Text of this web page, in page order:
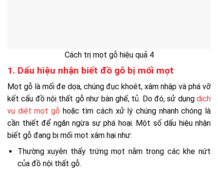
Cách trị mọt gỗ hiệu quả 4
1. Dấu hiệu nhận biết đồ gỗ bị mối mọt
Mọt gỗ là mối đe dọa, chúng đục khoét, xâm nhập và phá vỡ
kết cấu đồ nội thất gỗ như bàn ghế, tủ. Do đó, sử dụng dịch
vụ diệt mọt gỗ hoặc tìm cách xử lý chúng nhanh chóng là
cần thiết để ngăn ngừa sự phá hoại. Một số dấu hiệu nhận
biết gỗ đang bị mối mọt xâm hại như:
Thường xuyên thấy trứng mọt nằm trong các khe nứt
của đồ nội thất gỗ.